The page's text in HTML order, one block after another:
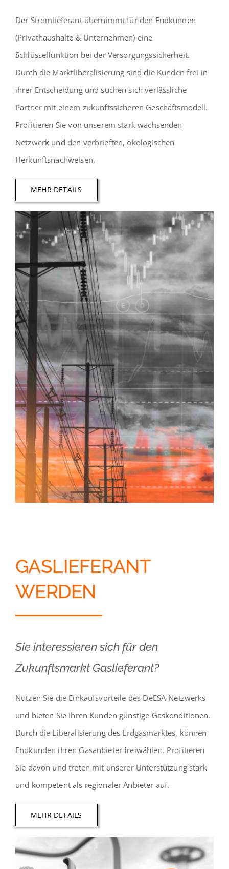
Der Stromlieferant übernimmt für den Endkunden
(Privathaushalte & Unternehmen) eine
Schlüsselfunktion bei der Versorgungssicherheit.
Durch die Marktliberalisierung sind die Kunden frei in
ihrer Entscheidung und suchen sich verlässliche
Partner mit einem zukunftssicheren Geschäftsmodell.
Profitieren Sie von unserem stark wachsenden
Netzwerk und den verbrieften, ökologischen
Herkunftsnachweisen.
MEHR DETAILS
GASLIEFERANT
WERDEN
Sie interessieren sich für den
Zukunftsmarkt Gaslieferant?
Nutzen Sie die Einkaufsvorteile des DeESA-Netzwerks
und bieten Sie Ihren Kunden günstige Gaskonditionen.
Durch die Liberalisierung des Erdgasmarktes, können
Endkunden ihren Gasanbieter freiwählen. Profitieren
Sie davon und treten mit unserer Unterstützung stark
und kompetent als regionaler Anbieter auf.
MEHR DETAILS